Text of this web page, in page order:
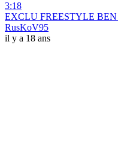
3:18
EXCLU FREESTYLE
RusKoV95
il y a 18 ans